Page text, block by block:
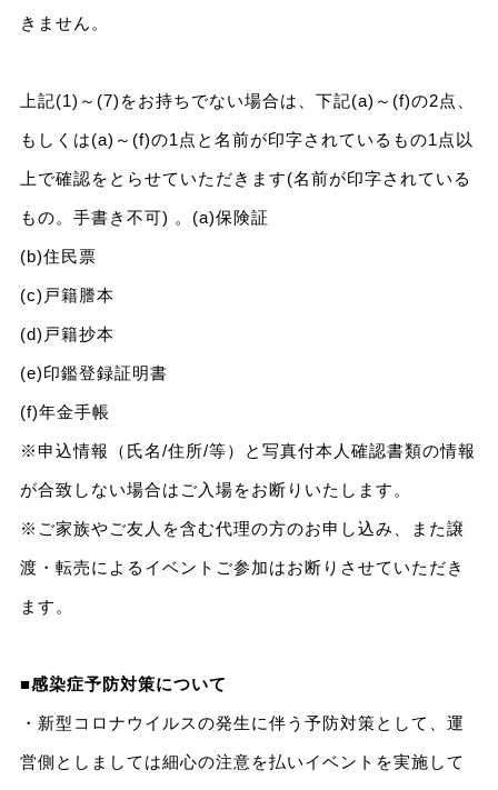
きません。
上記(1)～(7)をお持ちでない場合は、下記(a)～(f)の2点、
もしくは(a)～(f)の1点と名前が印字されているもの1点以
上で確認をとらせていただきます(名前が印字されている
もの。手書き不可) 。(a)保険証
(b)住民票
(c)戸籍謄本
(d)戸籍抄本
(e)印鑑登録証明書
(f)年金手帳
※申込情報（氏名/住所/等）と写真付本人確認書類の情報
が合致しない場合はご入場をお断りいたします。
※ご家族やご友人を含む代理の方のお申し込み、また譲
渡・転売によるイベントご参加はお断りさせていただき
ます。
■感染症予防対策について
・新型コロナウイルスの発生に伴う予防対策として、運
営側としましては細心の注意を払いイベントを実施して